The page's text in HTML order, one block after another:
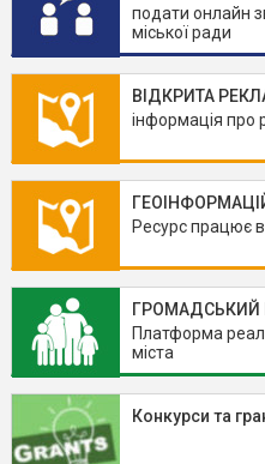
подати онлайн
міської ради
ВІДКРИТА
інформація про
Ресурс працює в
Платформа
міста
Конкурси та